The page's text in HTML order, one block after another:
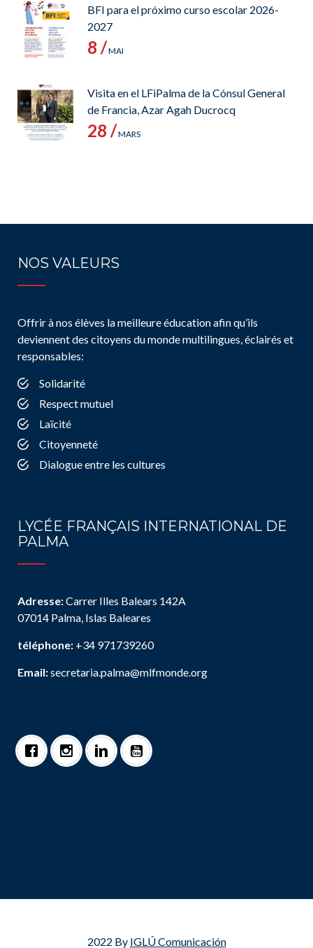
BFI para el próximo curso escolar 2026-
2027
8 /MAI
Visita en el LFiPalma de la Cónsul General
de Francia, Azar Agah Ducrocq
28 /MARS
NOS VALEURS
Offrir à nos élèves la meilleure éducation afin qu’ils
deviennent des citoyens du monde multilingues, éclairés et
responsables:
Solidarité
Respect mutuel
Laïcité
Citoyenneté
Dialogue entre les cultures
LYCÉE FRANÇAIS INTERNATIONAL DE
PALMA
Adresse:Carrer Illes Balears 142A
07014 Palma, Islas Baleares
téléphone: +34 971739260
Email:secretaria.palma@mlfmonde.org
2022 By IGLÚ Comunicación